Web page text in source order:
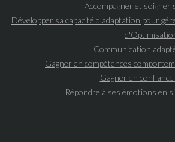
Accompagner et soigner
Développer sa capacité d'adaptation pour
Communication
Gagner en compétences
Gagner en
Répondre à ses émotions en